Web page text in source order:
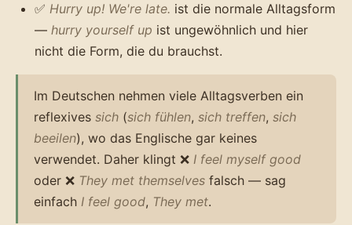
✅ Hurry up! We're late. ist die normale Alltagsform
— hurry yourself up ist ungewöhnlich und hier
nicht die Form, die du brauchst.
Im Deutschen nehmen viele Alltagsverben ein
reflexives sich (sich fühlen, sich treffen, sich
beeilen), wo das Englische gar keines
verwendet. Daher klingt ❌ I feel myself good
oder ❌ They met themselves falsch — sag
einfach I feel good, They met.